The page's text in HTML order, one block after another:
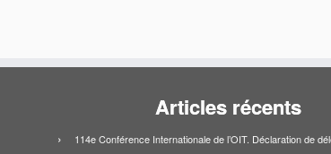
Articles récents
114e Conférence Internationale de l’OIT. Déclaration de